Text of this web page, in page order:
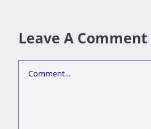
Leave A Comment
Comment